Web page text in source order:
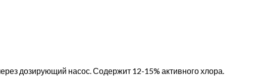
дозирующий насос. Содержит 12-15% активного хлора.